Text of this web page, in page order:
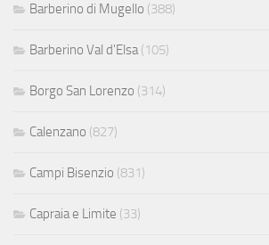
Barberino di Mugello (388)
Barberino Val d'Elsa(105)
Borgo San Lorenzo (314)
Calenzano (827)
Campi Bisenzio (831)
Capraia e Limite (33)